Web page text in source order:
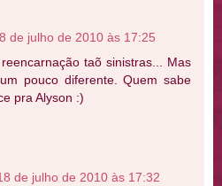
de julho de 2010 às 17:25
taõ sinistras... Mas
pouco diferente. Quem sabe
pra Alyson :)
de julho de 2010 às 17:32